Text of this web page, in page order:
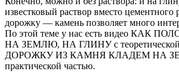
известковый раствор вместо цементного
дорожку — камень позволяет много
По этой теме у нас есть видео КАК
НА ЗЕМЛЮ, НА ГЛИНУ с теоретической
ДОРОЖКУ ИЗ КАМНЯ КЛАДЕМ НА
практической частью.